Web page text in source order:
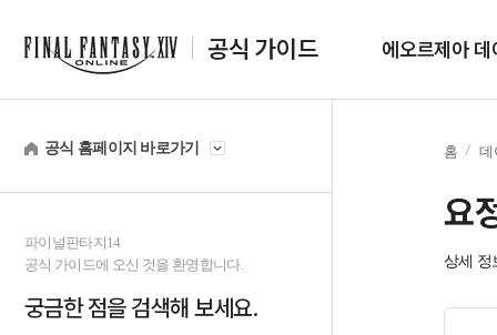
공식 가이드 에오르제아
공식 홈페이지 바로가기
파이널판타지14
공식 가이드에 오신 것을 환영합니다.
궁금한 점을 검색해 보세요.
홈 데
요
상세 정